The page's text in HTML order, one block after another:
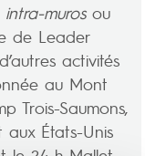
intra-murosou
de Leader
activités
au Mont
Trois-Saumons,
États-Unis